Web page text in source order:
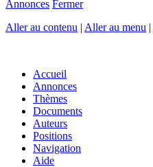
Annonces Fermer
Aller au contenu | Aller au menu |
Accueil
Annonces
Thèmes
Documents
Auteurs
Positions
Navigation
Aide